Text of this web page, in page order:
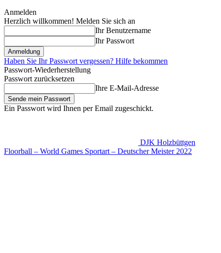
Anmelden
Herzlich willkommen! Melden Sie sich an
Ihr Benutzername
Ihr Passwort
Haben Sie Ihr Passwort vergessen? Hilfe bekommen
Passwort-Wiederherstellung
Passwort zurücksetzen
Ihre E-Mail-Adresse
Ein Passwort wird Ihnen per Email zugeschickt.
DJK Holzbüttgen
Floorball – World Games Sportart – Deutscher Meister 2022